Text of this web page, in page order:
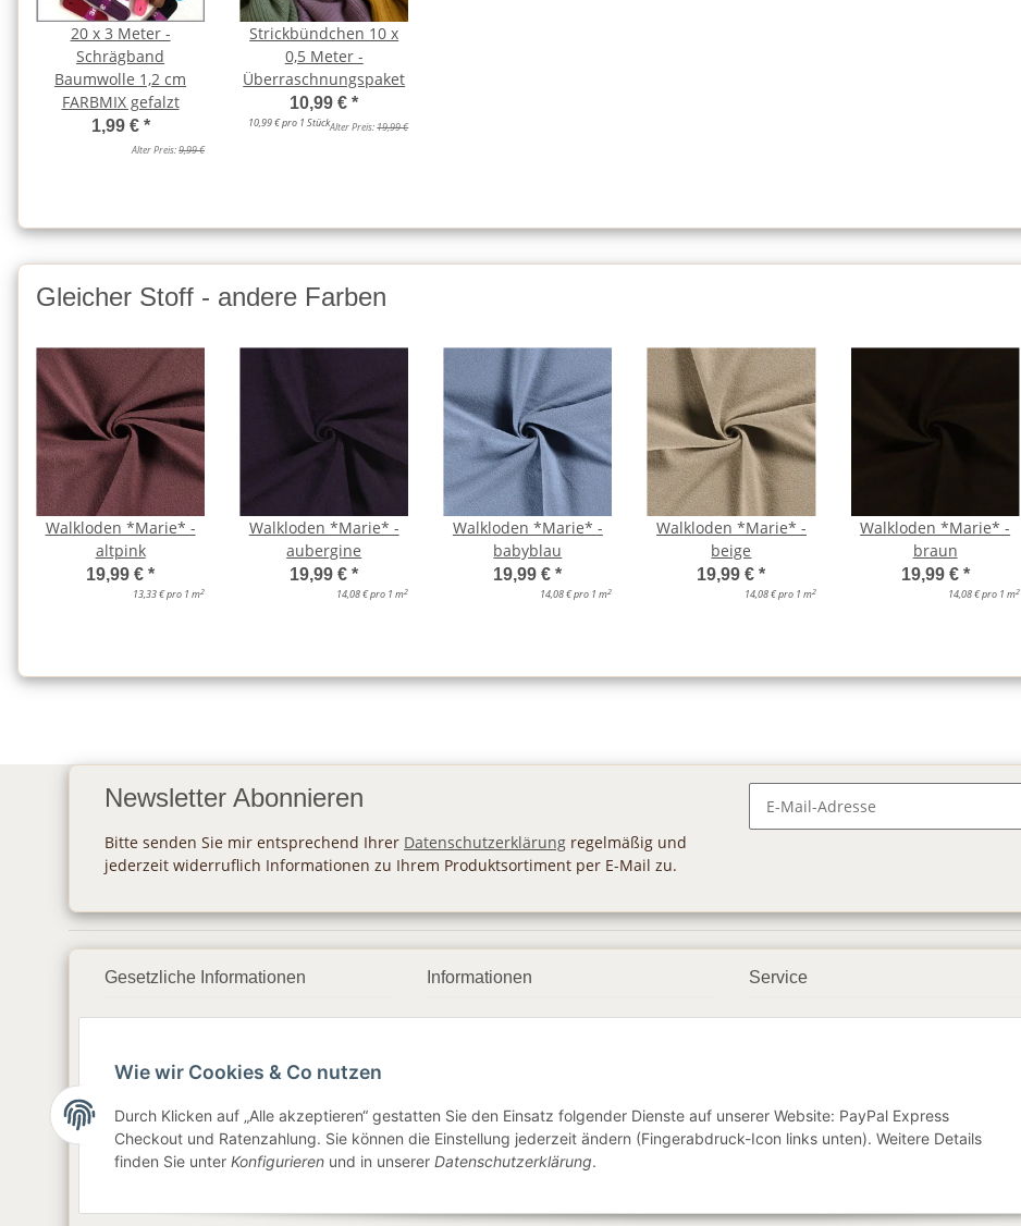
20 x 3 Meter -
Schrägband
Baumwolle 1,2 cm
FARBMIX gefalzt
1,99 € *
Alter Preis:9,99 €
Strickbündchen 10 x
0,5 Meter -
Überraschnungspaket
10,99 €*
10,99 € pro 1 StückAlter Preis:19,99 €
Gleicher Stoff - andere Farben
Walkloden *Marie* -
altpink
19,99 €*
13,33 € pro 1 m2
Walkloden *Marie* -
aubergine
19,99 €*
14,08 € pro 1 m2
Walkloden *Marie* -
babyblau
19,99 €*
14,08 € pro 1 m2
Walkloden *Marie* -
beige
19,99 €*
14,08 € pro 1 m2
Walkloden *Marie* -
braun
19,99 € *
14,08 € pro 1 m2
Newsletter Abonnieren
Bitte senden Sie mir entsprechend Ihrer Datenschutzerklärung regelmäßig und
jederzeit widerruflich Informationen zu Ihrem Produktsortiment per E-Mail zu.
Gesetzliche Informationen
AGB
Sitemap
Impressum
Informationen
Newsletter
Service
Wie wir Cookies & Co nutzen
Durch Klicken auf „Alle akzeptieren“ gestatten Sie den Einsatz folgender Dienste auf unserer Website: PayPal Express
Checkout und Ratenzahlung. Sie können die Einstellung jederzeit ändern (Fingerabdruck-Icon links unten). Weitere Details
finden Sie unter Konfigurieren und in unserer Datenschutzerklärung.